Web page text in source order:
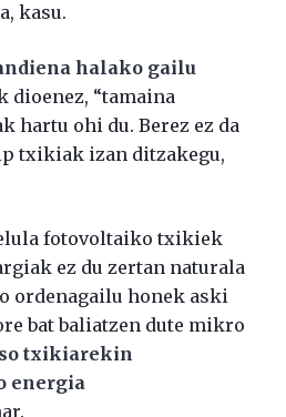
kasu.
halako gailu
dioenez, “tamaina
hartu ohi du. Berez ez da
txikiak izan ditzakegu,
fotovoltaiko txikiek
ez du zertan naturala
ordenagailu honek aski
bat baliatzen dute mikro
txikiarekin
energia